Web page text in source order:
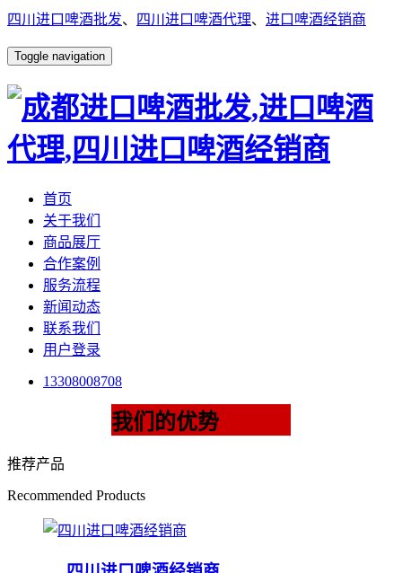
四川进口啤酒批发、 四川进口啤酒代理、 进口啤酒经销商
Toggle navigation
首页
关于我们
商品展厅
合作案例
服务流程
新闻动态
联系我们
用户登录
13308008708
我们的优势
推荐产品
Recommended Products